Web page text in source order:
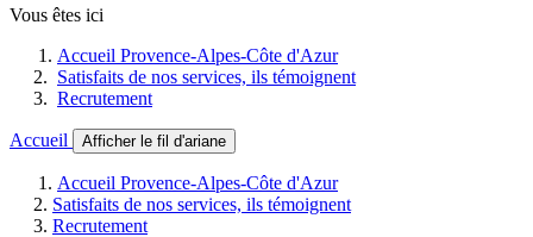
Vous êtes ici
Accueil Provence-Alpes-Côte d'Azur
Satisfaits de nos services, ils témoignent
Recrutement
Accueil Afficher le fil d'ariane
Accueil Provence-Alpes-Côte d'Azur
Satisfaits de nos services, ils témoignent
Recrutement